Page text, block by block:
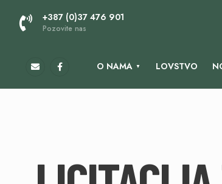
+387 (0)37 476 901
Pozovite nas
O NAMA LOVSTVO